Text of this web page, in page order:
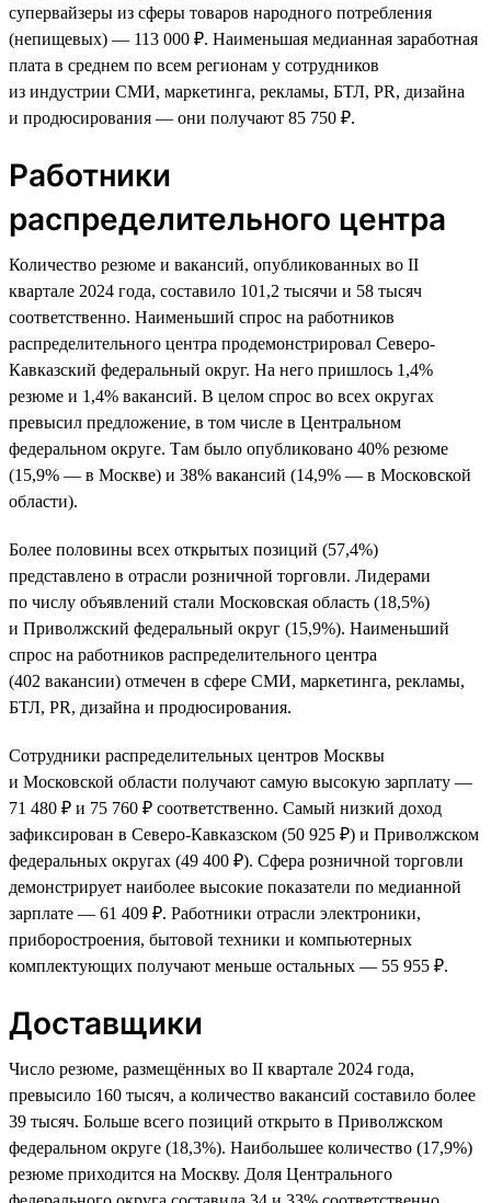
супервайзеры из сферы товаров народного потребления
(непищевых) — 113 000 ₽. Наименьшая медианная заработная
плата в среднем по всем регионам у сотрудников
из индустрии СМИ, маркетинга, рекламы, БТЛ, PR, дизайна
и продюсирования — они получают 85 750 ₽.
Работники
распределительного центра
Количество резюме и вакансий, опубликованных во II
квартале 2024 года, составило 101,2 тысячи и 58 тысяч
соответственно. Наименьший спрос на работников
распределительного центра продемонстрировал Северо-
Кавказский федеральный округ. На него пришлось 1,4%
резюме и 1,4% вакансий. В целом спрос во всех округах
превысил предложение, в том числе в Центральном
федеральном округе. Там было опубликовано 40% резюме
(15,9% — в Москве) и 38% вакансий (14,9% — в Московской
области).
Более половины всех открытых позиций (57,4%)
представлено в отрасли розничной торговли. Лидерами
по числу объявлений стали Московская область (18,5%)
и Приволжский федеральный округ (15,9%). Наименьший
спрос на работников распределительного центра
(402 вакансии) отмечен в сфере СМИ, маркетинга, рекламы,
БТЛ, PR, дизайна и продюсирования.
Сотрудники распределительных центров Москвы
и Московской области получают самую высокую зарплату —
71 480 ₽ и 75 760 ₽ соответственно. Самый низкий доход
зафиксирован в Северо-Кавказском (50 925 ₽) и Приволжском
федеральных округах (49 400 ₽). Сфера розничной торговли
демонстрирует наиболее высокие показатели по медианной
зарплате — 61 409 ₽. Работники отрасли электроники,
приборостроения, бытовой техники и компьютерных
комплектующих получают меньше остальных — 55 955 ₽.
Доставщики
Число резюме, размещённых во II квартале 2024 года,
превысило 160 тысяч, а количество вакансий составило более
39 тысяч. Больше всего позиций открыто в Приволжском
федеральном округе (18,3%). Наибольшее количество (17,9%)
резюме приходится на Москву. Доля Центрального